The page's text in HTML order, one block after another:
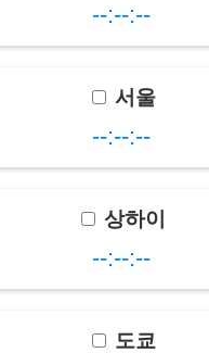
--:--:--
서울
--:--:--
상하이
--:--:--
도쿄